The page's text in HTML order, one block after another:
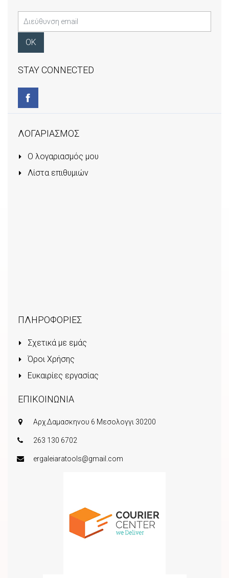
STAY CONNECTED
ΛΟΓΑΡΙΑΣΜΟΣ
Ο λογαριασμός μου
Λίστα επιθυμιών
ΠΛΗΡΟΦΟΡΙΕΣ
Σχετικά με εμάς
Όροι Χρήσης
Ευκαιρίες εργασίας
ΕΠΙΚΟΙΝΩΝΙΑ
Αρχ.Δαμασκηνου 6 Μεσολογγι 30200
263 130 6702
ergaleiaratools@gmail.com